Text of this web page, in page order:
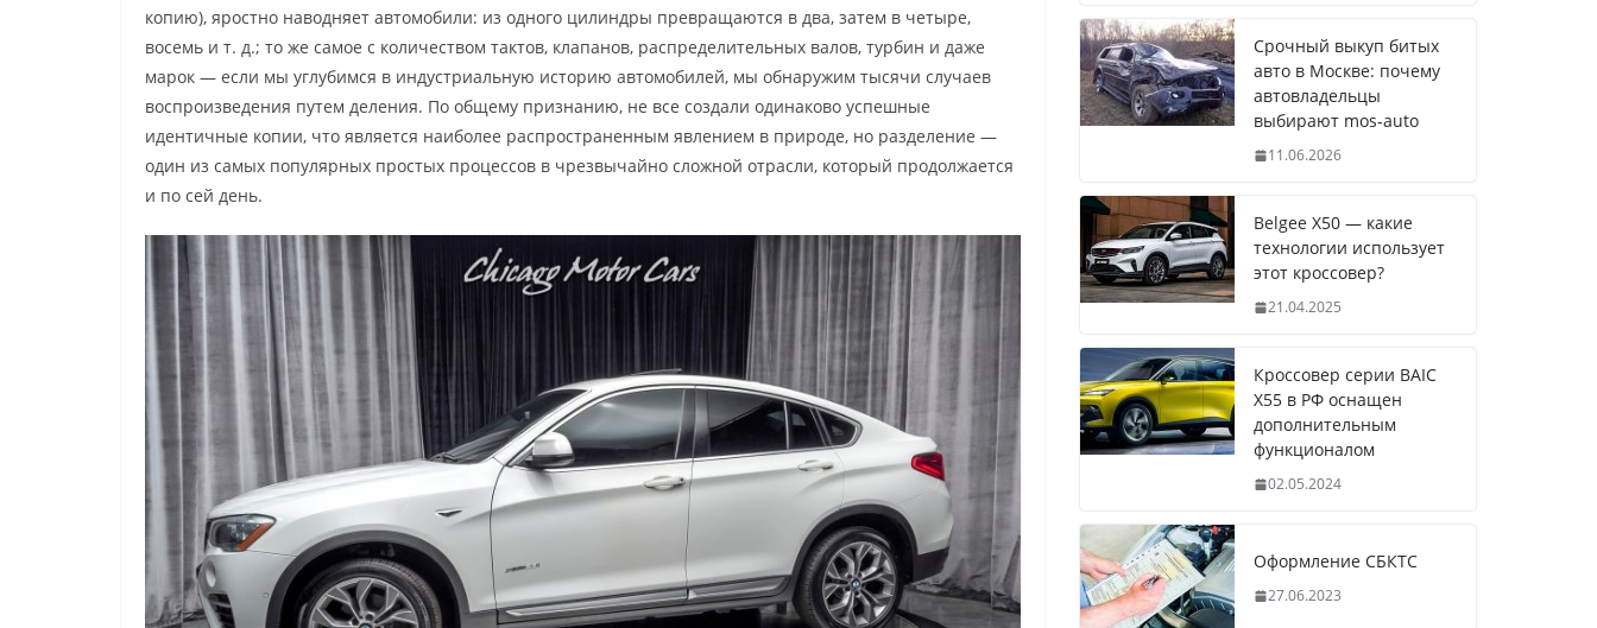
копию), яростно наводняет автомобили: из одного цилиндры превращаются в два, затем в четыре,
восемь и т. д.; то же самое с количеством тактов, клапанов, распределительных валов, турбин и даже
марок — если мы углубимся в индустриальную историю автомобилей, мы обнаружим тысячи случаев
воспроизведения путем деления. По общему признанию, не все создали одинаково успешные
идентичные копии, что является наиболее распространенным явлением в природе, но разделение —
один из самых популярных простых процессов в чрезвычайно сложной отрасли, который продолжается
и по сей день.
Срочный выкуп битых
авто в Москве: почему
автовладельцы
выбирают mos-auto
11.06.2026
Belgee X50 — какие
технологии использует
этот кроссовер?
21.04.2025
Кроссовер серии BAIC
X55 в РФ оснащен
дополнительным
функционалом
02.05.2024
Оформление СБКТС
27.06.2023